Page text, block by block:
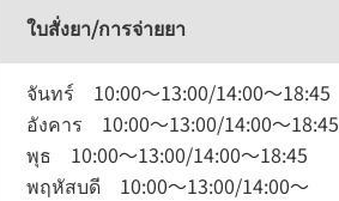
ใบสั่งยา/การจ่ายยา
จันทร์ 10:00～13:00/14:00～18:45
อังคาร 10:00～13:00/14:00～18:45
พุธ 10:00～13:00/14:00～18:45
พฤหัสบดี 10:00～13:00/14:00～